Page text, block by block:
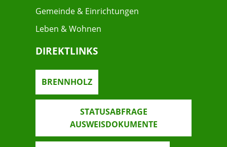
Gemeinde & Einrichtungen
Leben & Wohnen
DIREKTLINKS
BRENNHOLZ
STATUSABFRAGE
AUSWEISDOKUMENTE